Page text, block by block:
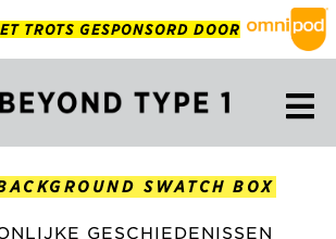
TROTS GESPONSORD DOOR
1
SWATCH BOX
GESCHIEDENISSEN